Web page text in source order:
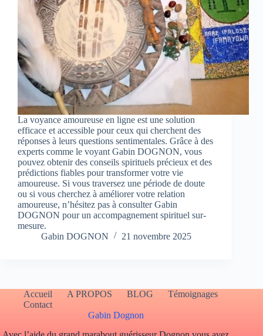
La voyance amoureuse en ligne est une solution
efficace et accessible pour ceux qui cherchent des
réponses à leurs questions sentimentales. Grâce à des
experts comme le voyant Gabin DOGNON, vous
pouvez obtenir des conseils spirituels précieux et des
prédictions fiables pour transformer votre vie
amoureuse. Si vous traversez une période de doute
ou si vous cherchez à améliorer votre relation
amoureuse, n’hésitez pas à consulter Gabin
DOGNON pour un accompagnement spirituel sur-
mesure.
Gabin DOGNON
21 novembre 2025
Accueil A PROPOS BLOG
Témoignages
Contact
Gabin Dognon